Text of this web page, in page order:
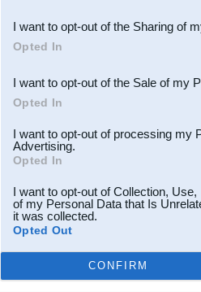
Downstream Participants
third parties.
I want to opt-out of the Sharing of
Opted In
I want to opt-out of the Sale of my
Opted In
I want to opt-out of processing my
Advertising.
Opted In
I want to opt-out of Collection,
of my Personal Data that Is
it was collected.
Opted Out
CONFIRM